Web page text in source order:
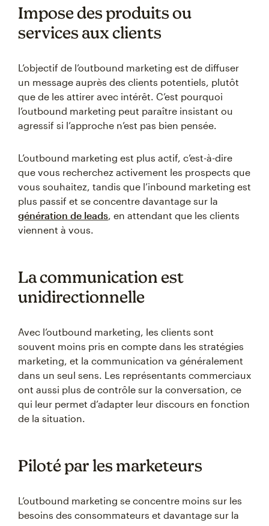
Impose des produits ou
services aux clients
L’objectif de l’outbound marketing est de diffuser
un message auprès des clients potentiels, plutôt
que de les attirer avec intérêt. C’est pourquoi
l’outbound marketing peut paraître insistant ou
agressif si l’approche n’est pas bien pensée.
L’outbound marketing est plus actif, c’est-à-dire
que vous recherchez activement les prospects que
vous souhaitez, tandis que l’inbound marketing est
plus passif et se concentre davantage sur la
génération de leads, en attendant que les clients
viennent à vous.
La communication est
unidirectionnelle
Avec l’outbound marketing, les clients sont
souvent moins pris en compte dans les stratégies
marketing, et la communication va généralement
dans un seul sens. Les représentants commerciaux
ont aussi plus de contrôle sur la conversation, ce
qui leur permet d’adapter leur discours en fonction
de la situation.
Piloté par les marketeurs
L’outbound marketing se concentre moins sur les
besoins des consommateurs et davantage sur la